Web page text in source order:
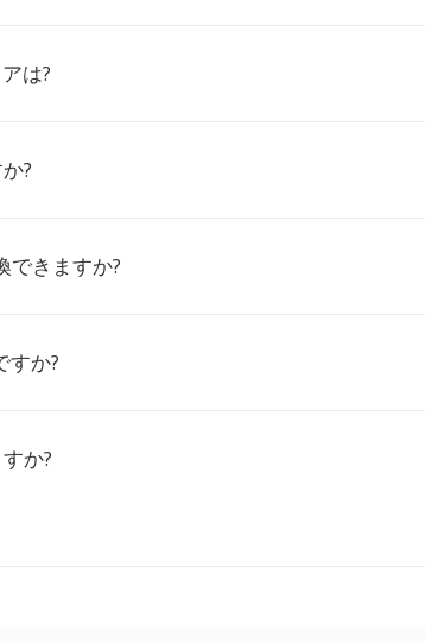
は?
?
できますか?
すか?
か?